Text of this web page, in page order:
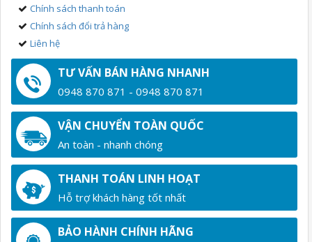
Chính sách thanh toán
Chính sách đổi trả hàng
Liên hệ
TƯ VẤN BÁN HÀNG NHANH
0948 870 871 - 0948 870 871
VẬN CHUYỂN TOÀN QUỐC
An toàn - nhanh chóng
THANH TOÁN LINH HOẠT
Hỗ trợ khách hàng tốt nhất
BẢO HÀNH CHÍNH HÃNG